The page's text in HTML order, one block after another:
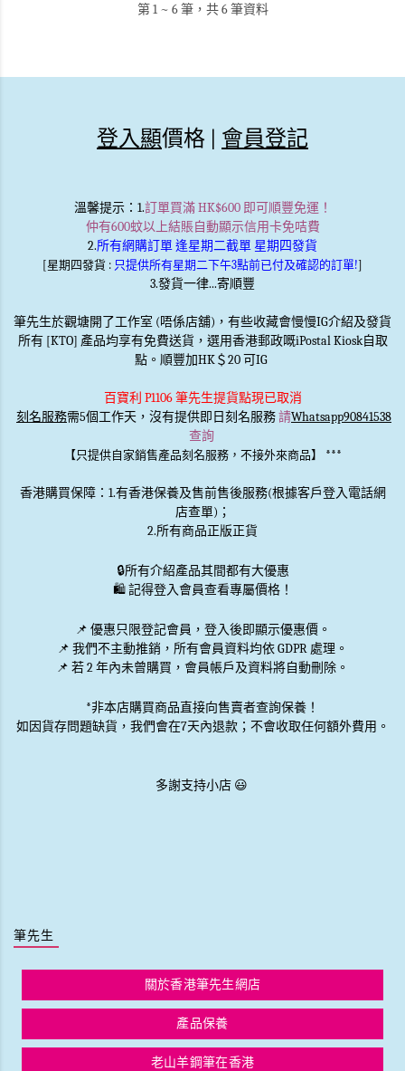
第 1 ~ 6 筆，共 6 筆資料
登入顯價格 | 會員登記
溫馨提示：1.訂單買滿 HK$600 即可順豐免運！
仲有600蚊以上結賬自動顯示信用卡免咭費
2.所有網購訂單 逢星期二截單 星期四發貨
[星期四發貨 : 只提供所有星期二下午3點前已付及確認的訂單!]
3.發貨一律...寄順豐
筆先生於觀塘開了工作室 (唔係店舖)，有些收藏會慢慢IG介紹及發貨
所有 [KTO] 產品均享有免費送貨，選用香港郵政嘅iPostal Kiosk自取
點。順豐加HK＄20 可IG
百寶利 P1106 筆先生提貨點現已取消
刻名服務需5個工作天，沒有提供即日刻名服務請Whatsapp90841538
查詢
【只提供自家銷售產品刻名服務，不接外來商品】 ***
香港購買保障：1.有香港保養及售前售後服務(根據客戶登入電話網
店查單)；
2.所有商品正版正貨
🔒所有介紹產品其間都有大優惠
🛍️ 記得登入會員查看專屬價格！
📌 優惠只限登記會員 ，登入後即顯示優惠價。
📌 我們不主動推銷 ，所有會員資料均依 GDPR 處理。
📌 若 2 年內未曾購買，會員帳戶及資料將自動刪除。
*非本店購買商品直接向售賣者查詢保養！
如因貨存問題缺貨，我們會在7天內退款；不會收取任何額外費用。
多謝支持小店 😃
筆先生
關於香港筆先生網店
產品保養
老山羊鋼筆在香港